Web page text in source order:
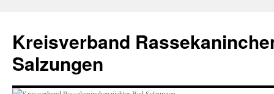
springen
Kreisverband
Salzungen